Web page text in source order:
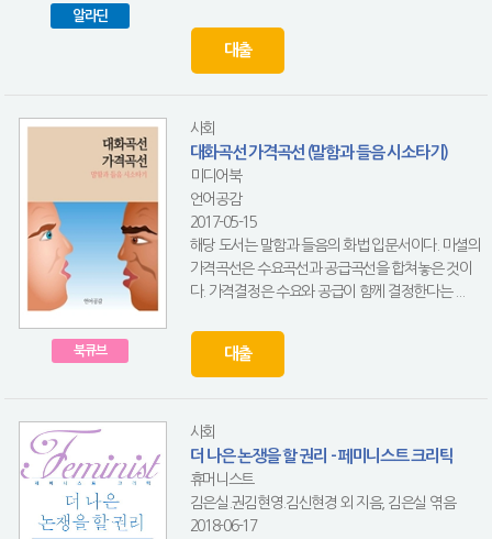
알라딘
대출
북큐브
사회
대화곡선 가격곡선 (말함과 들음 시소타기)
미디어북
언어공감
2017-05-15
해당 도서는 말함과 들음의 화법 입문서이다. 마셜의
가격곡선은 수요곡선과 공급곡선을 합쳐놓은 것이
다. 가격결정은 수요와 공급이 함께 결정한다는 ...
대출
사회
더 나은 논쟁을 할 권리 - 페미니스트 크리틱
휴머니스트
김은실.권김현영.김신현경 외 지음, 김은실 엮음
2018-06-17